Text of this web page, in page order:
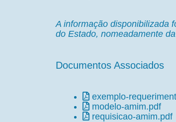
A informação disponibilizada
do Estado, nomeadamente
Documentos Associados
exemplo-
modelo-amim.pdf
requisicao-amim.pdf